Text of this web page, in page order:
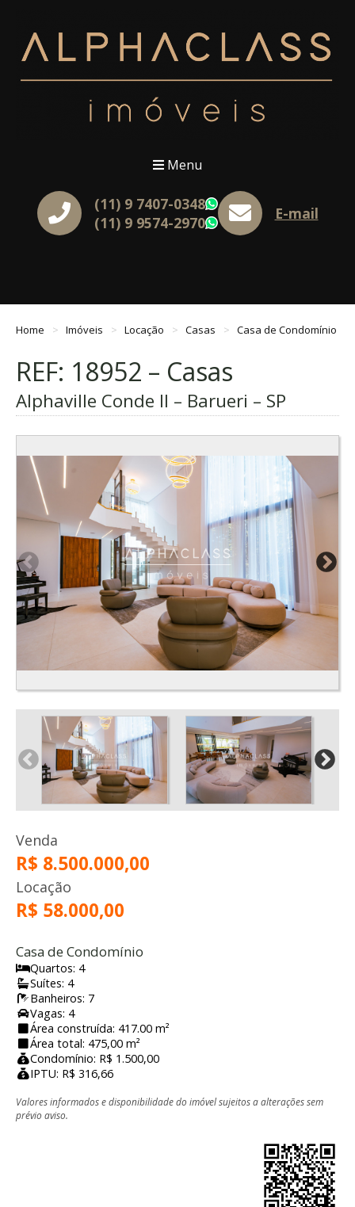
Menu
(11) 9 7407-0348
WhatsApp
(11) 9 9574-2970
WhatsApp
E-mail
Home Imóveis Locação Casas Casa de Condomínio
REF: 18952 – Casas
Alphaville Conde II – Barueri – SP
Venda
R$ 8.500.000,00
Locação
R$ 58.000,00
Casa de Condomínio
Quartos: 4
Suítes: 4
Banheiros: 7
Vagas: 4
Área construída: 417.00 m²
Área total: 475,00 m²
Condomínio: R$ 1.500,00
IPTU: R$ 316,66
Valores informados e disponibilidade do imóvel sujeitos a alterações sem
prévio aviso.